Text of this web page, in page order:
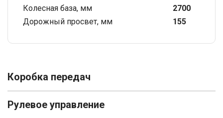
Колесная база, мм
2700
Дорожный просвет, мм
155
Коробка передач
Рулевое управление